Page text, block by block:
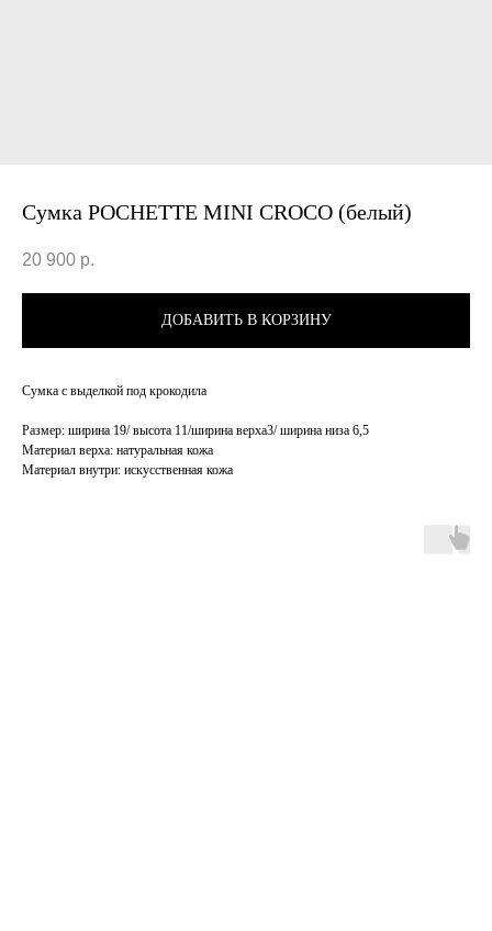
Сумка PОCHETTE MINI CROCO (белый)
20 900 р.
ДОБАВИТЬ В КОРЗИНУ
Сумка с выделкой под крокодила
Размер: ширина 19/ высота 11/ширина верха3/ ширина низа 6,5
Материал верха: натуральная кожа
Материал внутри: искусственная кожа